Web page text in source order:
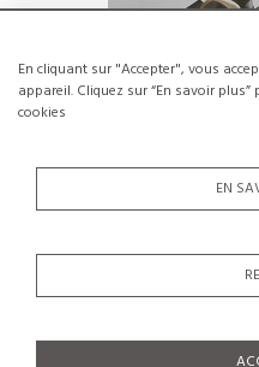
En cliquant sur "Accepter", vous
appareil. Cliquez sur “En savoir
cookies
EN
Suspension
€1,650